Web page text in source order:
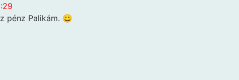
pénz Palikám. 😀